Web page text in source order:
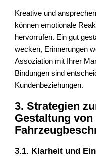
Kreative und
können emotionale
hervorrufen. Ein gut
wecken, Erinnerungen
Assoziation mit Ihrer
Bindungen sind
Kundenbeziehungen.
3. Strategien
Gestaltung von
3.1. Klarheit und